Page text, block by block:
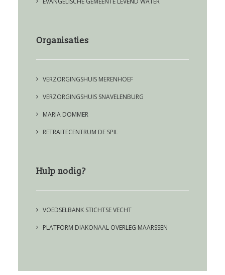
Organisaties
VERZORGINGSHUIS MERENHOEF
VERZORGINGSHUIS SNAVELENBURG
MARIA DOMMER
RETRAITECENTRUM DE SPIL
Hulp nodig?
VOEDSELBANK STICHTSE VECHT
PLATFORM DIAKONAAL OVERLEG MAARSSEN